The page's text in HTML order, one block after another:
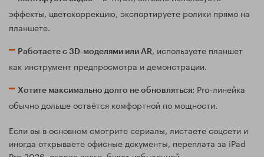
эффекты, цветокоррекцию, экспортируете ролики прямо на
планшете.
Работаете с 3D‑моделями или AR, используете планшет
как инструмент предпросмотра и демонстрации.
Хотите максимально долго не обновляться: Pro‑линейка
обычно дольше остаётся комфортной по мощности.
Если вы в основном смотрите сериалы, листаете соцсети и
иногда открываете офисные документы, переплата за iPad